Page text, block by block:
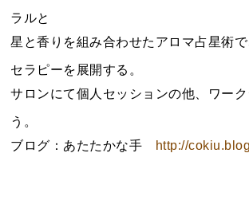
ラルと
星と香りを組み合わせたアロマ占星術
セラピーを展開する。
サロンにて個人セッションの他、ワー
う。
ブログ：あたたかな手
http://